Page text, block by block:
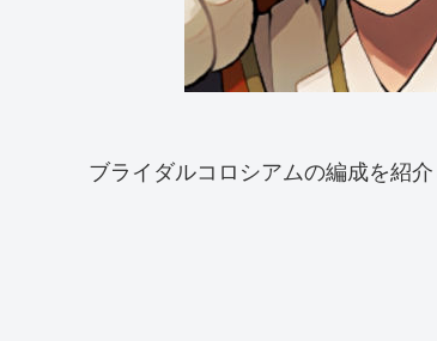
ブライダルコロシアムの編成を紹